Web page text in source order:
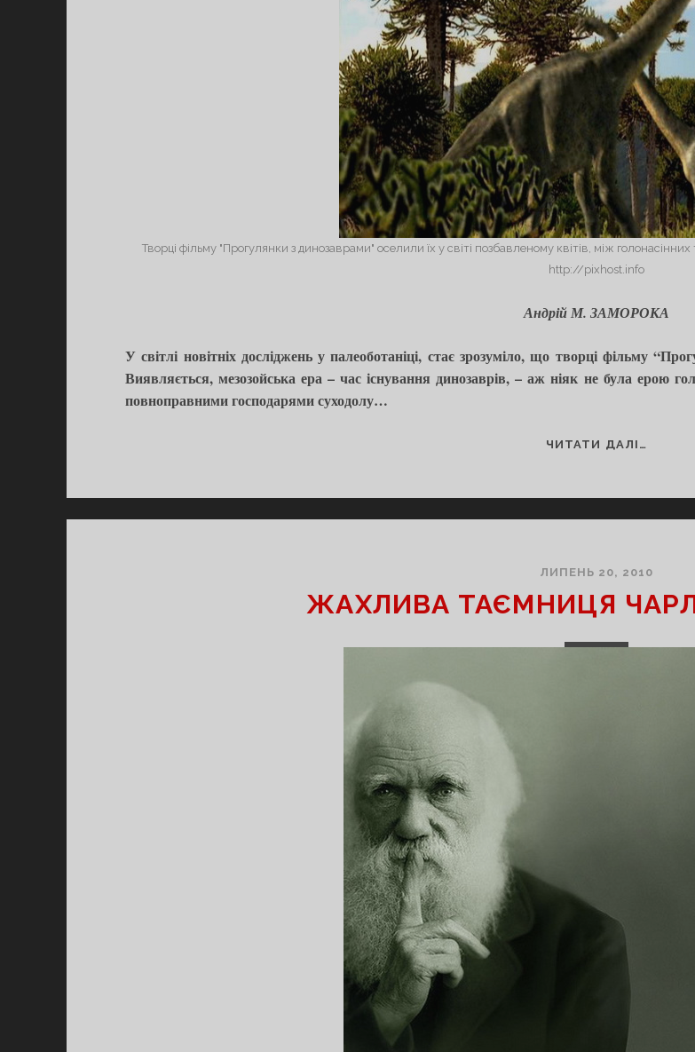
Творці фільму "Прогулянки з динозаврами" оселили їх у світі позбавленому квітів, між
http://pixhost.info
Андрій М. ЗАМОРОКА
У світлі новітніх досліджень у палеоботаніці, стає зрозуміло, що творці фільму
Виявляється, мезозойська ера – час існування динозаврів, – аж ніяк не була ерою
повноправними господарями суходолу…
ЧИТАТИ ДАЛІ…
ЛИПЕНЬ 20, 2010
ЖАХЛИВА ТАЄМНИЦЯ